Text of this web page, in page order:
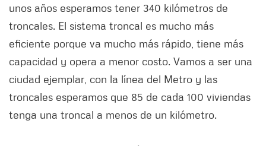
unos años esperamos tener 340 kilómetros de
troncales. El sistema troncal es mucho más
eficiente porque va mucho más rápido, tiene más
capacidad y opera a menor costo. Vamos a ser una
ciudad ejemplar, con la línea del Metro y las
troncales esperamos que 85 de cada 100 viviendas
tenga una troncal a menos de un kilómetro.